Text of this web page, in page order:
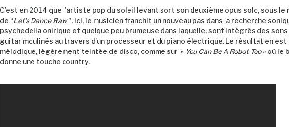
C’est en 2014 que l’artiste pop du soleil levant sort son deuxième opus solo, sous le
de “Let’s Dance Raw”. Ici, le musicien franchit un nouveau pas dans la recherche
psychedelia onirique et quelque peu brumeuse dans laquelle, sont intégrés des
guitar moulinés au travers d’un processeur et du piano électrique. Le résultat en est
mélodique, légèrement teintée de disco, comme sur « You Can Be A Robot Too» où le
donne une touche country.